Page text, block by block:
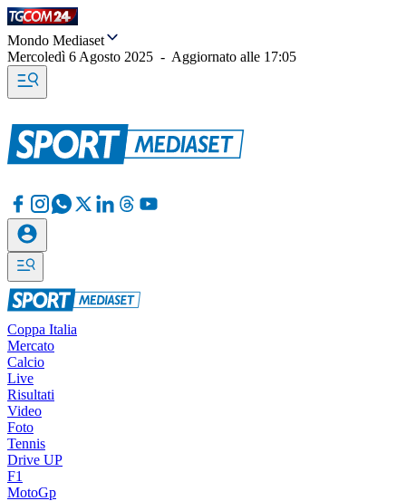
Mondo Mediaset
Mercoledì 6 Agosto 2025 - Aggiornato alle 17:05
Coppa Italia
Mercato
Calcio
Live
Risultati
Video
Foto
Tennis
Drive UP
F1
MotoGp